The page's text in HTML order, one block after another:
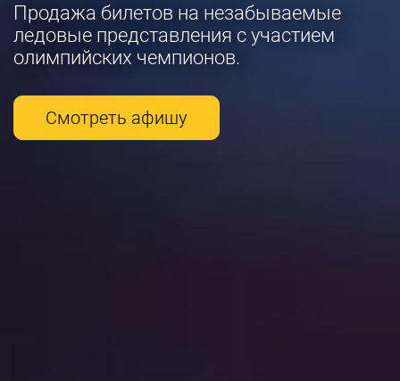
Продажа билетов на незабываемые
ледовые представления с участием
олимпийских чемпионов.
Смотреть афишу